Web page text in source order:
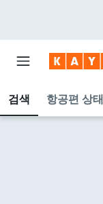
검색 항공편 상태